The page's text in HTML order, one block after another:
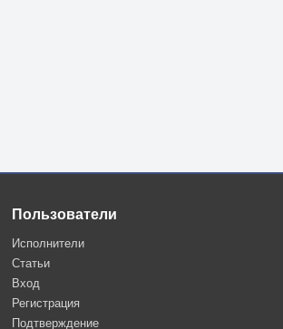
Пользователи
Исполнители
Статьи
Вход
Регистрация
Подтверждение